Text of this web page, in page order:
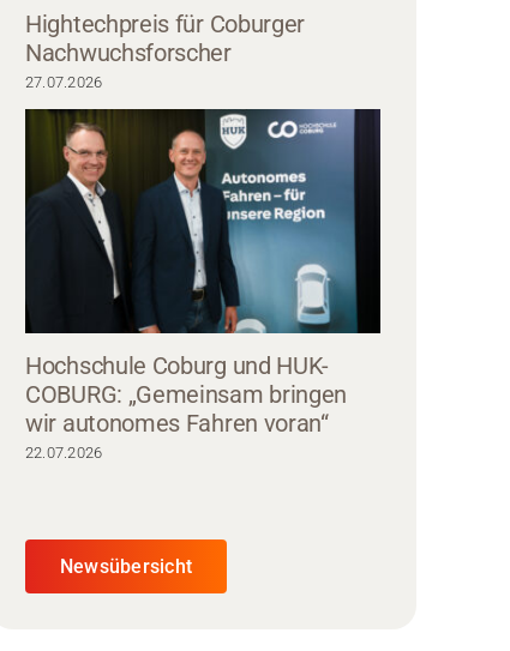
Hightechpreis für Coburger
Nachwuchsforscher
27.07.2026
Hochschule Coburg und HUK-
COBURG: „Gemeinsam bringen
wir autonomes Fahren voran“
22.07.2026
Newsübersicht